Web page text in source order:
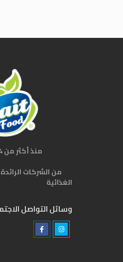
منذ أكثر من 14 عاما
من الشركات
الغذائية
وسائل التواصل